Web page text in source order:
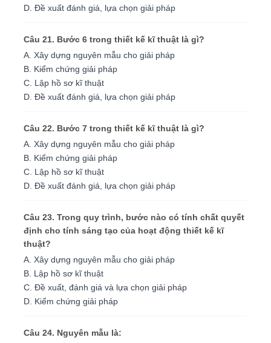
D. Đề xuất đánh giá, lựa chọn giải pháp
Câu 21. Bước 6 trong thiết kế kĩ thuật là gì?
A. Xây dựng nguyên mẫu cho giải pháp
B. Kiểm chứng giải pháp
C. Lập hồ sơ kĩ thuật
D. Đề xuất đánh giá, lựa chọn giải pháp
Câu 22. Bước 7 trong thiết kế kĩ thuật là gì?
A. Xây dựng nguyên mẫu cho giải pháp
B. Kiểm chứng giải pháp
C. Lập hồ sơ kĩ thuật
D. Đề xuất đánh giá, lựa chọn giải pháp
Câu 23. Trong quy trình, bước nào có tính chất quyết
định cho tính sáng tạo của hoạt động thiết kế kĩ
thuật?
A. Xây dựng nguyên mẫu cho giải pháp
B. Lập hồ sơ kĩ thuật
C. Đề xuất, đánh giá và lựa chọn giải pháp
D. Kiểm chứng giải pháp
Câu 24. Nguyên mẫu là: